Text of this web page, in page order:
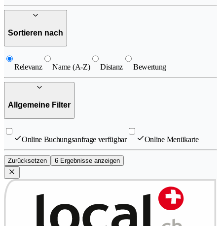
Sortieren nach
Relevanz Name (A-Z) Distanz Bewertung
Allgemeine Filter
Online Buchungsanfrage verfügbar Online Menükarte
Zurücksetzen 6 Ergebnisse anzeigen